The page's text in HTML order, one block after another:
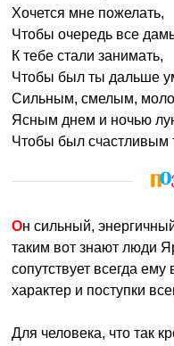
Хочется мне пожелать,
Чтобы очередь все
К тебе стали занимать,
Чтобы был ты дальше
Сильным, смелым,
Ясным днем и ночью
Чтобы был счастливым
Он сильный,
таким вот знают люди
сопутствует всегда ему
характер и поступки
Для человека, что так